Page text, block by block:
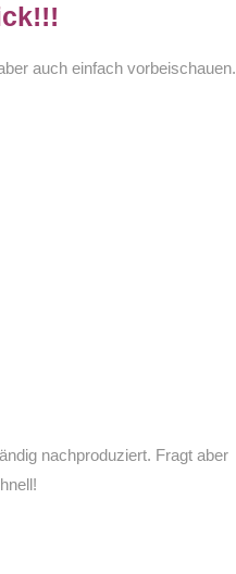
auch einfach vorbeischauen.
nachproduziert. Fragt aber